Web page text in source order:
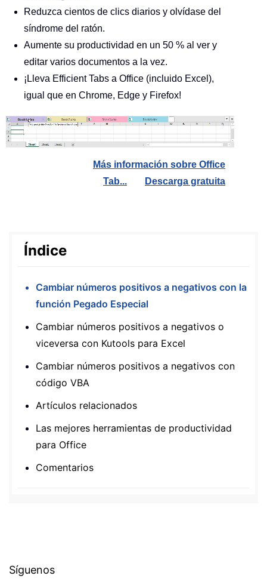
Reduzca cientos de clics diarios y olvídase del
síndrome del ratón.
Aumente su productividad en un 50 % al ver y
editar varios documentos a la vez.
¡Lleva Efficient Tabs a Office (incluido Excel),
igual que en Chrome, Edge y Firefox!
Más información sobre Office
Tab...
Descarga gratuita
Índice
Cambiar números positivos a negativos con la
función Pegado Especial
Cambiar números positivos a negativos o
viceversa con Kutools para Excel
Cambiar números positivos a negativos con
código VBA
Artículos relacionados
Las mejores herramientas de productividad
para Office
Comentarios
Síguenos